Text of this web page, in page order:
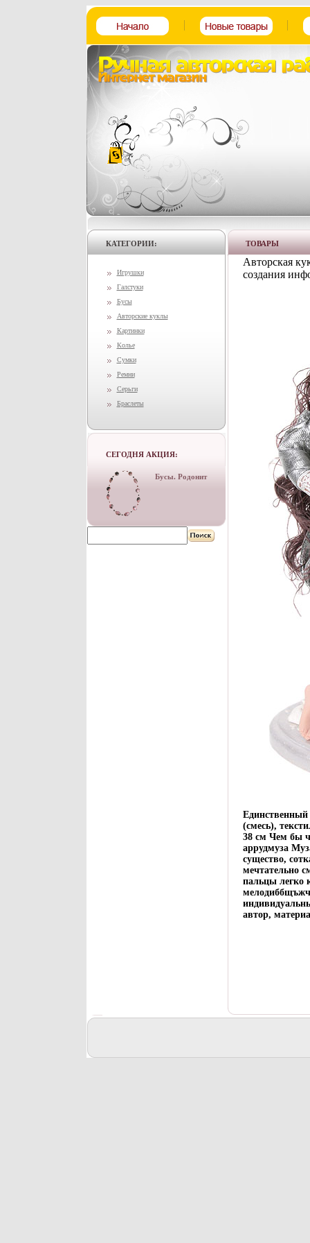
КАТЕГОРИИ:
Игрушки
Галстуки
Бусы
Авторские куклы
Картинки
Колье
Сумки
Ремни
Серьги
Браслеты
СЕГОДНЯ АКЦИЯ:
Бусы. Родонит
ТОВАРЫ
Авторская
создания
(смесь),
38 см Чем бы
аррудмуза
существо,
мечтательно
пальцы легко
автор,